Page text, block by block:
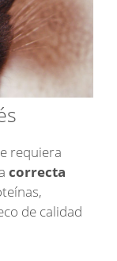
requiera
correcta
de calidad